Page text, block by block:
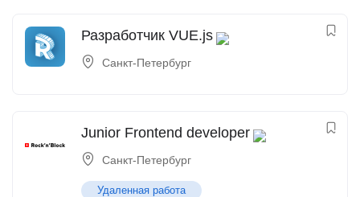
Разработчик VUE.js
Санкт-Петербург
Junior Frontend developer
Санкт-Петербург
Удаленная работа